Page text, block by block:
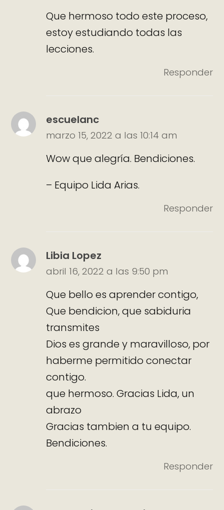
Que hermoso todo este proceso,
estoy estudiando todas las
lecciones.
Responder
escuelanc
marzo 15, 2022 a las 10:14 am
Wow que alegría. Bendiciones.
– Equipo Lida Arias.
Responder
Libia Lopez
abril 16, 2022 a las 9:50 pm
Que bello es aprender contigo,
Que bendicion, que sabiduria
transmites
Dios es grande y maravilloso, por
haberme permitido conectar
contigo.
que hermoso. Gracias Lida, un
abrazo
Gracias tambien a tu equipo.
Bendiciones.
Responder